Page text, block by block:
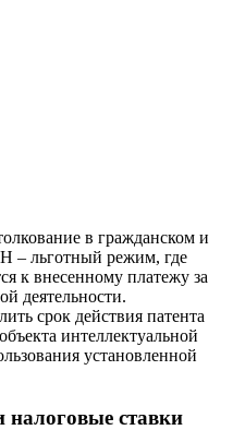
в гражданском и
– льготный режим, где
к внесенному платежу за
деятельности.
срок действия патента
интеллектуальной
установленной
ставки